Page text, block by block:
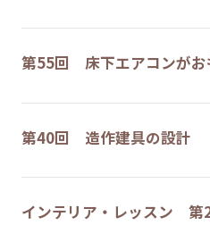
第55回 床下エアコンが
第40回 造作建具の設計
インテリア・レッスン 第